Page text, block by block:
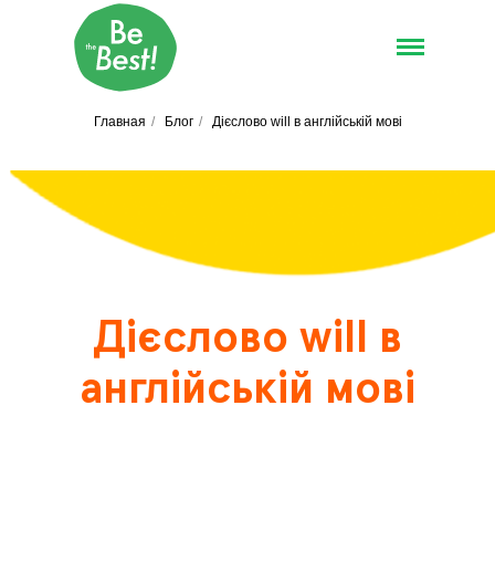
Главная / Блог / Дієслово will в англійській мові
Дієслово will в
англійській мові